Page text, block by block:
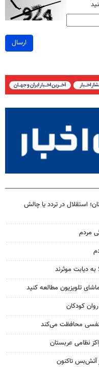
ارسال
استقلال در تردد یا چالش
مردم
دیابت موثرند
تلویزیون مطالعه کنید
کودکان
تنفسی محافظت می‌کند
نظامی عربستان